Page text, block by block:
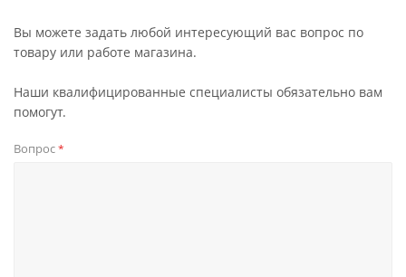
Вы можете задать любой интересующий вас вопрос по
товару или работе магазина.
Наши квалифицированные специалисты обязательно вам
помогут.
Вопрос*